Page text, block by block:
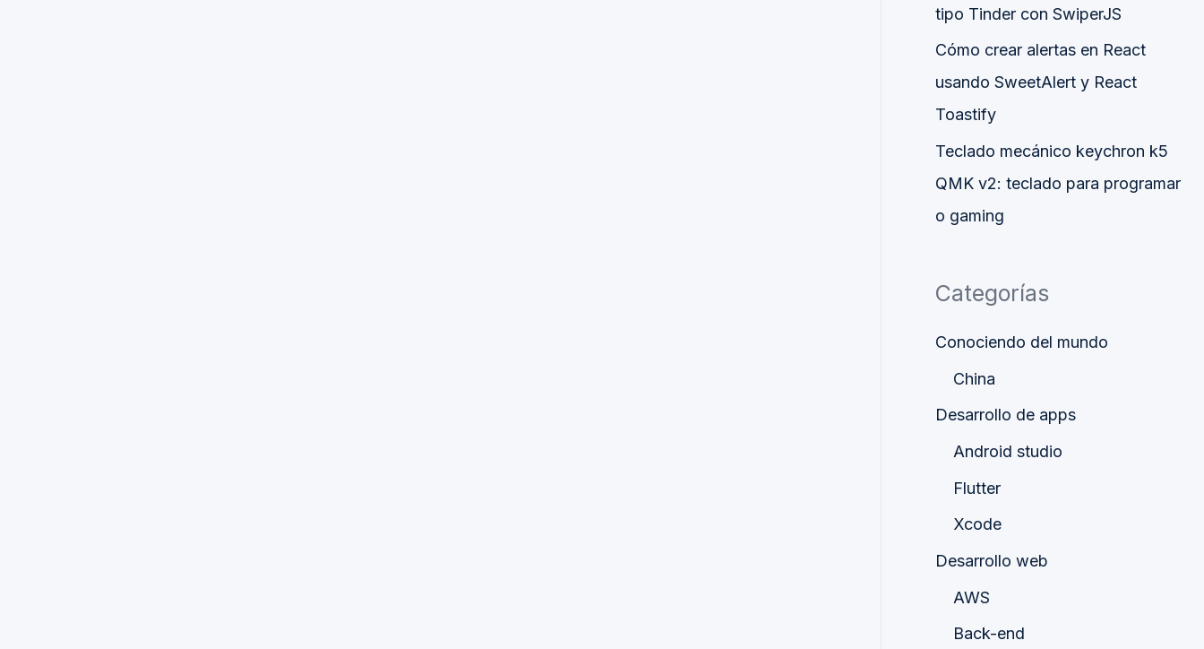
tipo Tinder con SwiperJS
Cómo crear alertas en React
usando SweetAlert y React
Toastify
Teclado mecánico keychron k5
QMK v2: teclado para programar
o gaming
Categorías
Conociendo del mundo
China
Desarrollo de apps
Android studio
Flutter
Xcode
Desarrollo web
AWS
Back-end